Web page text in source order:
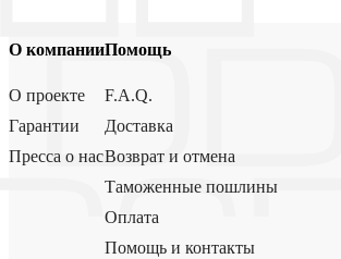
О компании
О проекте
Гарантии
Пресса о нас
Помощь
F.A.Q.
Доставка
Возврат и отмена
Таможенные пошлины
Оплата
Помощь и контакты